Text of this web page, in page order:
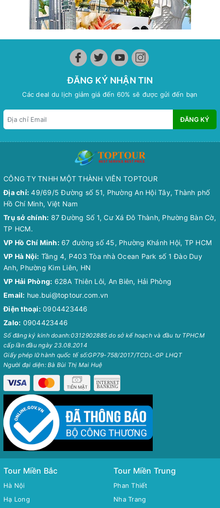
ĐĂNG KÝ NHẬN TIN
Các deal du lịch giảm giá đến 60% sẽ được gửi đến bạn
ĐĂNG KÝ
CÔNG TY TNHH MỘT THÀNH VIÊN TOPTOUR
Địa chỉ: 49/69/5 Đường số 51, Phường An Hội Tây, Thành phố
Hồ Chí Minh, Việt Nam
Trụ sở chính: 87 Đường Số 1, Cư Xá Đô Thành, Phường Bàn Cờ,
TP HCM.
VP Hồ Chí Minh: 67 đường số 45, Phường Khánh Hội, TP HCM
VP Hà Nội: Tầng 4, P403 Tòa nhà Ocean Park số 1 Đào Duy
Anh, Phường Kim Liên, HN
VP Hải Phòng: 628A Thiên Lôi, An Biên, Hải Phòng
Email: hue.bui@toptour.com.vn
Điện thoại: 0904423446
Zalo: 0904423446
Số đăng ký kinh doanh:0312902885 do sở kế hoạch và đầu tư TPHCM
cấp lần đầu ngày 23.08.2014
Giấy phép lữ hành quốc tế số:GP79-758/2017/TCDL-GP LHQT
Người đại diện: Bà Bùi Thị Mai Huệ
Tour Miền Bắc
Hà Nội
Hạ Long
Tour Miền Trung
Phan Thiết
Nha Trang